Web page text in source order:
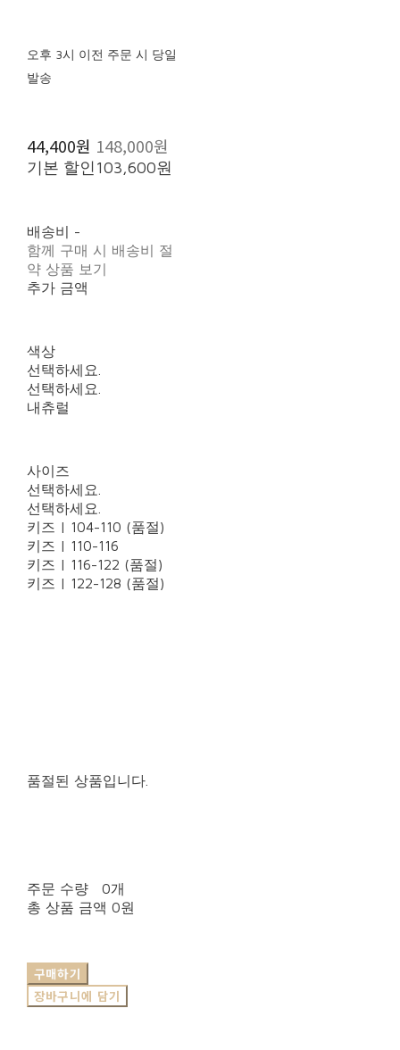
오후 3시 이전 주문 시 당일
발송
44,400원 148,000원
기본 할인 103,600원
배송비 -
함께 구매 시 배송비 절
약 상품 보기
추가 금액
색상
선택하세요.
선택하세요.
내츄럴
사이즈
선택하세요.
선택하세요.
키즈 | 104-110 (품절)
키즈 | 110-116
키즈 | 116-122 (품절)
키즈 | 122-128 (품절)
품절된 상품입니다.
주문 수량
0개
총 상품 금액 0원
구매하기
장바구니에 담기